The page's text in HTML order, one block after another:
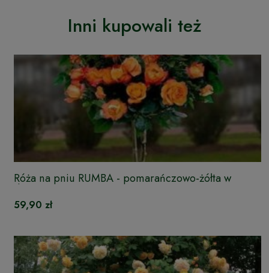
Inni kupowali też
Róża na pniu RUMBA - pomarańczowo-żółta w
doniczce
59,90 zł